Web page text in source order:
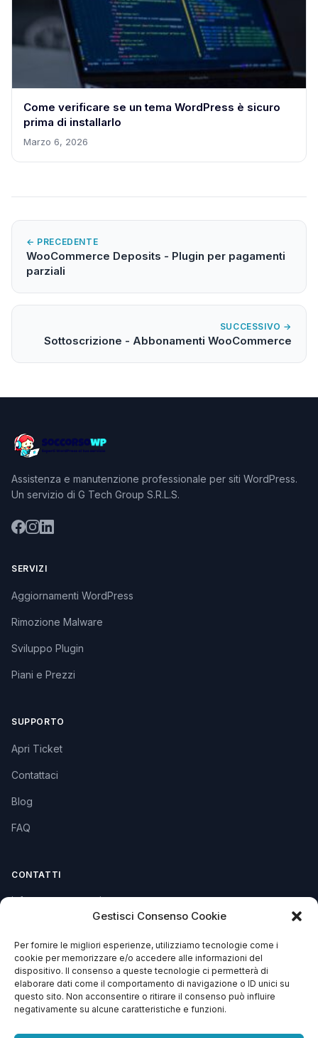
Gestisci Consenso Cookie
Per fornire le migliori esperienze, utilizziamo tecnologie come i
cookie per memorizzare e/o accedere alle informazioni del
dispositivo. Il consenso a queste tecnologie ci permetterà di
elaborare dati come il comportamento di navigazione o ID unici su
questo sito. Non acconsentire o ritirare il consenso può influire
negativamente su alcune caratteristiche e funzioni.
Come verificare se un tema WordPress è sicuro
prima di installarlo
Marzo 6, 2026
← PRECEDENTE
WooCommerce Deposits - Plugin per pagamenti
parziali
SUCCESSIVO →
Sottoscrizione - Abbonamenti WooCommerce
Assistenza e manutenzione professionale per siti WordPress.
Un servizio di G Tech Group S.R.L.S.
SERVIZI
Aggiornamenti WordPress
Rimozione Malware
Sviluppo Plugin
Piani e Prezzi
SUPPORTO
Apri Ticket
Contattaci
Blog
FAQ
CONTATTI
info@soccorsowp.it
PEC: gtechgroup@pec.it
Privacy Policy
Cookie Policy
Termini e Condizioni